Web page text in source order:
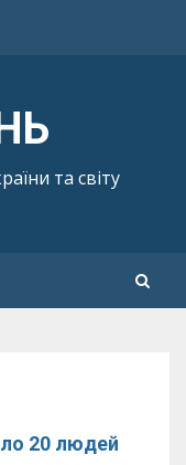
та світу
20 людей